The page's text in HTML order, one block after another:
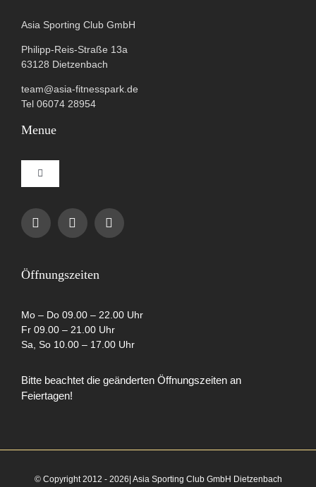
Asia Sporting Club GmbH
Philipp-Reis-Straße 13a
63128 Dietzenbach
team@asia-fitnesspark.de
Tel 06074 28954
Menue
Toggle
Navigation
Impressum
Cookie-Richtlinie (EU)
Partner
Öffnungszeiten
Mo – Do 09.00 – 22.00 Uhr
Fr 09.00 – 21.00 Uhr
Sa, So 10.00 – 17.00 Uhr
Bitte beachtet die geänderten Öffnungszeiten an
Feiertagen!
© Copyright 2012 - 2026| Asia Sporting Club GmbH Dietzenbach